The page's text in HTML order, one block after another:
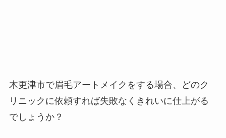
木更津市で眉毛アートメイクをする場合、
どのク
リニックに依頼すれば失敗なくきれいに仕上がる
でしょうか？